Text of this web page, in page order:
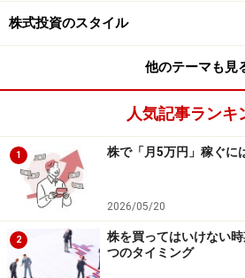
同社は学術向け技術提供も活発で“
企業”とも称されるほどです。実際
デのほか、「神の粒子」と呼ばれ
発見や、つくば市高エネルギー
Ｋ）の実験にも関わっており、4
究に貢献しています。
〔同社の創成期である1960年代に
のNASAよりも進んでいると言わ
すらロケットの軌道追尾に連続写
た時代に、画期的な「ロケット追
株式投資のスタイル
他のテーマも見
人気記事ランキ
1 株で「月5万円」稼ぐに
2026/05/20
2
株を買ってはいけない
つのタイミング